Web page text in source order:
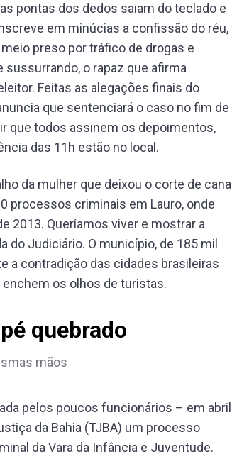
pontas dos dedos saiam do teclado e
em minúcias a confissão do réu,
preso por tráfico de drogas e
sussurrando, o rapaz que afirma
Feitas as alegações finais do
que sentenciará o caso no fim de
que todos assinem os depoimentos,
das 11h estão no local.
da mulher que deixou o corte de cana
processos criminais em Lauro, onde
2013. Queríamos viver e mostrar a
do Judiciário. O município, de 185 mil
a contradição das cidades brasileiras
enchem os olhos de turistas.
quebrado
mãos
pelos poucos funcionários – em abril
da Bahia (TJBA) um processo
da Vara da Infância e Juventude.